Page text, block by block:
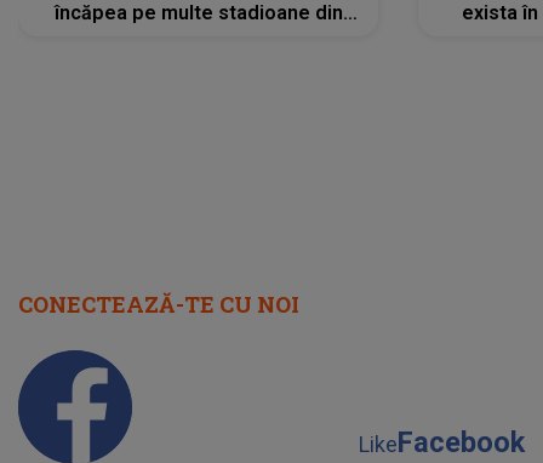
încăpea pe multe stadioane din
exista
CONECTEAZĂ-TE CU NOI
LikeFacebook